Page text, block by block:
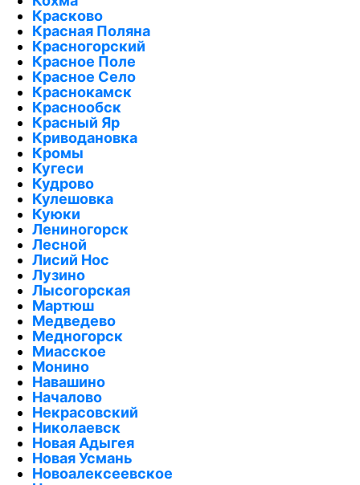
Красково
Красная Поляна
Красногорский
Красное Поле
Красное Село
Краснокамск
Краснообск
Красный Яр
Криводановка
Кромы
Кугеси
Кудрово
Кулешовка
Куюки
Лениногорск
Лесной
Лисий Нос
Лузино
Лысогорская
Мартюш
Медведево
Медногорск
Миасское
Монино
Навашино
Началово
Некрасовский
Николаевск
Новая Адыгея
Новая Усмань
Новоалексеевское